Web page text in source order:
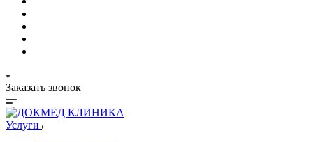
Заказать звонок
Услуги